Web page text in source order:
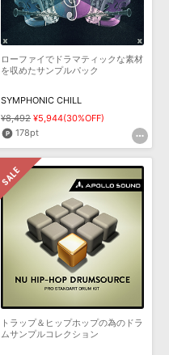
ローファイでドラマティックな素材
を収めたサンプルパック
SYMPHONIC CHILL
¥8,492 ¥5,944(30%OFF)
178pt
トラップ＆ヒップホップの為のドラ
ムサンプルコレクション